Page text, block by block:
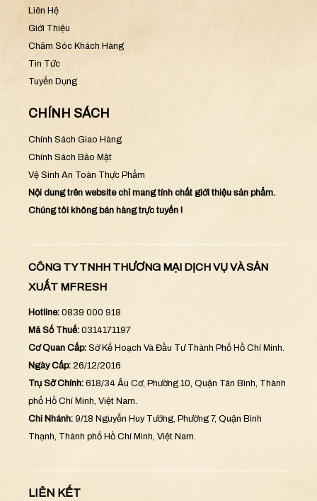
Liên Hệ
Giới Thiệu
Chăm Sóc Khách Hàng
Tin Tức
Tuyển Dụng
CHÍNH SÁCH
Chính Sách Giao Hàng
Chính Sách Bảo Mật
Vệ Sinh An Toàn Thực Phẩm
Nội dung trên website chỉ mang tính chất giới thiệu sản phẩm.
Chúng tôi không bán hàng trực tuyến !
CÔNG TY TNHH THƯƠNG MẠI DỊCH VỤ VÀ SẢN
XUẤT MFRESH
Hotline: 0839 000 918
Mã Số Thuế: 0314171197
Cơ Quan Cấp: Sở Kế Hoạch Và Đầu Tư Thành Phố Hồ Chí Minh.
Ngày Cấp: 26/12/2016
Trụ Sở Chính: 618/34 Âu Cơ, Phường 10, Quận Tân Bình, Thành
phố Hồ Chí Minh, Việt Nam.
Chi Nhánh: 9/18 Nguyễn Huy Tưởng, Phường 7, Quận Bình
Thạnh, Thành phố Hồ Chí Minh, Việt Nam.
LIÊN KẾT